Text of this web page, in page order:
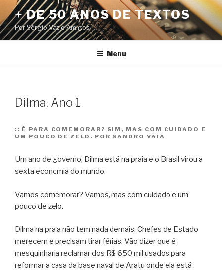
Pular
para
o
conteúdo
+ DE 50 ANOS DE TEXTOS
Por Sérgio Vaz e Amigos
Menu
Dilma, Ano 1
:: É PARA COMEMORAR? SIM, MAS COM CUIDADO E
UM POUCO DE ZELO. POR SANDRO VAIA
Um ano de governo, Dilma está na praia e o Brasil virou a
sexta economia do mundo.
Vamos comemorar? Vamos, mas com cuidado e um
pouco de zelo.
Dilma na praia não tem nada demais. Chefes de Estado
merecem e precisam tirar férias. Vão dizer que é
mesquinharia reclamar dos R$ 650 mil usados para
reformar a casa da base naval de Aratu onde ela está